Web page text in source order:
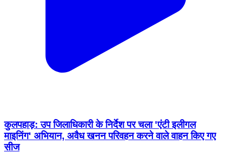
कुलपहाड़: उप जिलाधिकारी के निर्देश पर चला 'एंटी इलीगल
माइनिंग' अभियान, अवैध खनन परिवहन करने वाले वाहन किए गए
सीज